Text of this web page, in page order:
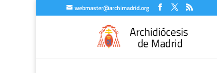
webmaster@archimadrid.org